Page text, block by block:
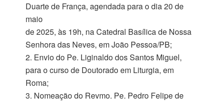
Duarte de França, agendada para o dia 20 de
maio
de 2025, às 19h, na Catedral Basílica de Nossa
Senhora das Neves, em João Pessoa/PB;
Envio do Pe. Liginaldo dos Santos Miguel,
para o curso de Doutorado em Liturgia, em
Roma;
Nomeação do Revmo. Pe. Pedro Felipe de